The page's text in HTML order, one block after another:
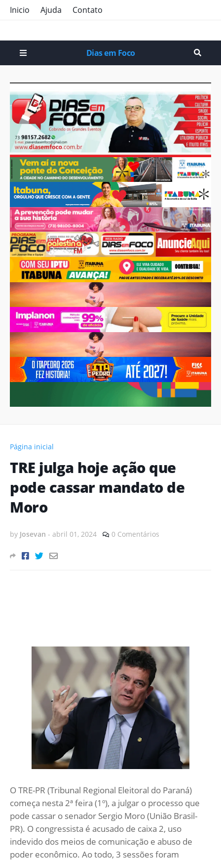
Inicio Ajuda Contato
Dias em Foco
Página inicial
TRE julga hoje ação que
pode cassar mandato de
Moro
by Josevan - abril 01, 2024 0 Comentários
O TRE-PR (Tribunal Regional Eleitoral do Paraná)
começa nesta 2ª feira (1º), a julgar o processo que
pode cassar o senador Sergio Moro (União Brasil-
PR). O congressista é acusado de caixa 2, uso
indevido dos meios de comunicação e abuso de
poder econômico. Ao todo, 3 sessões foram